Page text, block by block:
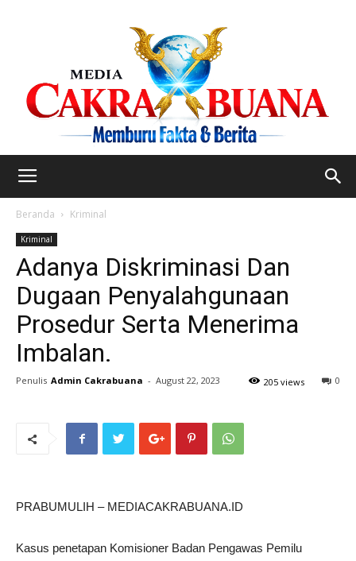
Beranda Kriminal
Kriminal
Adanya Diskriminasi Dan
Dugaan Penyalahgunaan
Prosedur Serta Menerima
Imbalan.
Penulis Admin Cakrabuana - August 22, 2023 0
205 views
PRABUMULIH – MEDIACAKRABUANA.ID
Kasus penetapan Komisioner Badan Pengawas Pemilu